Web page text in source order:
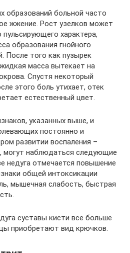
образований больной часто
жжение. Рост узелков может
характера,
образования гнойного
После того как пузырек
масса вытекает на
Спустя некоторый
этого боль утихает, отек
естественный цвет.
указанных выше, и
постоянно и
развитии воспаления –
могут наблюдаться следующие
недуга отмечается повышение
общей интоксикации
мышечная слабость, быстрая
суставы кисти все больше
приобретают вид крючков.